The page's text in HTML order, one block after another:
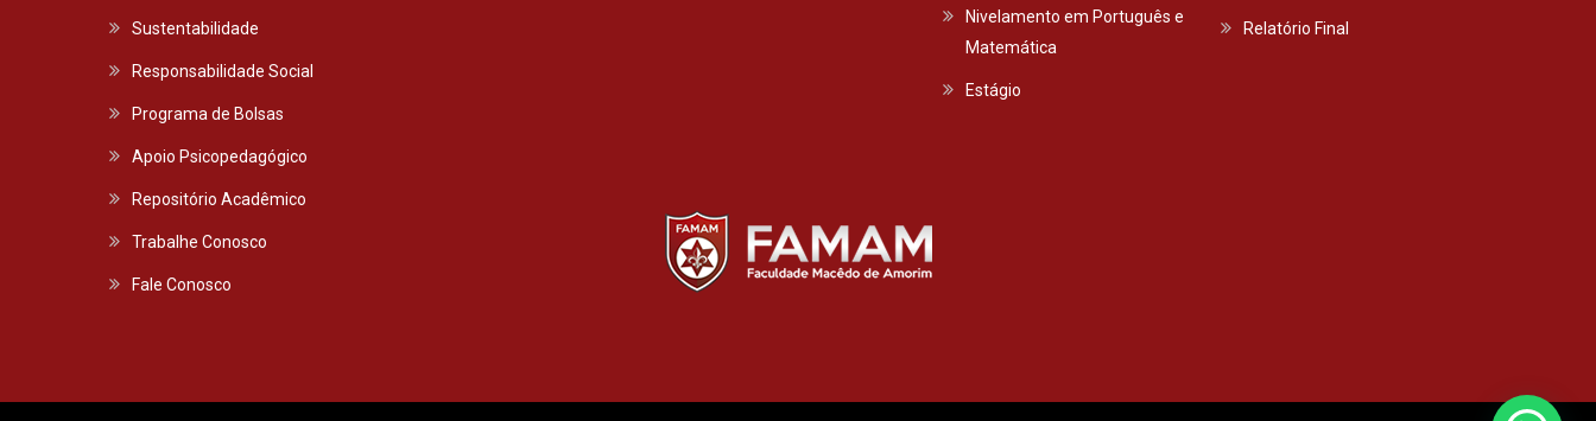
Sustentabilidade
Responsabilidade Social
Programa de Bolsas
Apoio Psicopedagógico
Repositório Acadêmico
Trabalhe Conosco
Fale Conosco
Nivelamento em Português e
Matemática
Estágio
Relatório Final